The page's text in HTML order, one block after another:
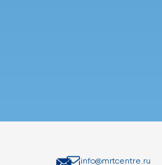
info@mrtcentre.ru